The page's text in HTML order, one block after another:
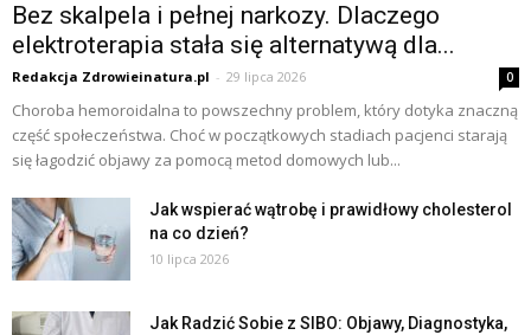
Bez skalpela i pełnej narkozy. Dlaczego
elektroterapia stała się alternatywą dla...
Redakcja Zdrowieinatura.pl - 29 lipca 2026 0
Choroba hemoroidalna to powszechny problem, który dotyka znaczną
część społeczeństwa. Choć w początkowych stadiach pacjenci starają
się łagodzić objawy za pomocą metod domowych lub...
Jak wspierać wątrobę i prawidłowy cholesterol
na co dzień?
10 lipca 2026
Jak Radzić Sobie z SIBO: Objawy, Diagnostyka,